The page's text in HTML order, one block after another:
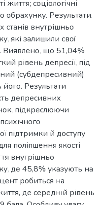
життя; соціологічні
обрахунку. Результати.
внутрішньо
які залишили свої
Виявлено, що 51,04%
рівень депресії, під
(субдепресивний)
Результати
депресивних
підкреслюючи
підтримки й доступу
поліпшення якості
внутрішньо
де 45,8% указують на
робиться на
де середній рівень